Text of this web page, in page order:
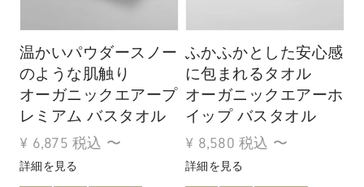
温かいパウダースノー
のような肌触り
オーガニックエアープ
レミアム バスタオル
¥ 6,875 税込 〜
詳細を見る
ふかふかとした安心感
に包まれるタオル
オーガニックエアーホ
イップ バスタオル
¥ 8,580 税込 〜
詳細を見る